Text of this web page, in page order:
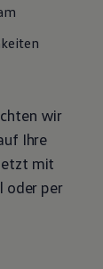
wir
Ihre
mit
oder per